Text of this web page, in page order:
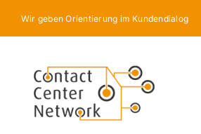
Wir geben Orientierung im Kundendialog